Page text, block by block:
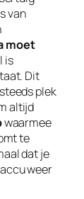
van
moet
is
Dit
plek
altijd
waarmee
te
dat je
weer